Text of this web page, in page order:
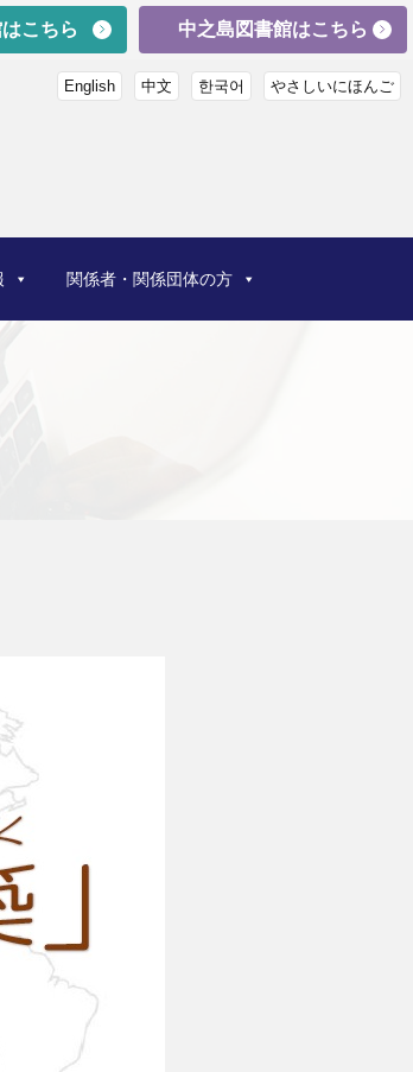
English 中文 한국어 やさしいにほんご
関係者・関係団体の方
こちら 中之島図書館はこちら